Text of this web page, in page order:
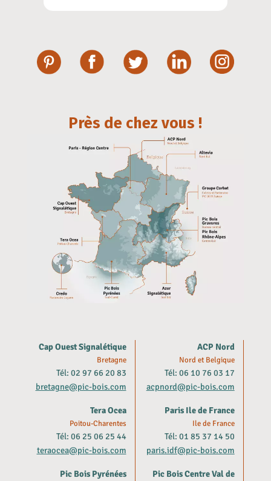
Près de chez vous !
Cap Ouest Signalétique
Bretagne
Tél: 02 97 66 20 83
bretagne@pic-bois.com
Tera Ocea
Poitou-Charentes
Tél: 06 25 06 25 44
teraocea@pic-bois.com
Pic Bois Pyrénées
ACP Nord
Nord et Belgique
Tél: 06 10 76 03 17
acpnord@pic-bois.com
Paris Ile de France
Ile de France
Tél: 01 85 37 14 50
paris.idf@pic-bois.com
Pic Bois Centre Val de